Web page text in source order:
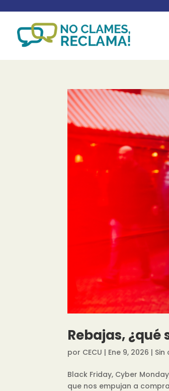
Rebajas, ¿qué
por CECU | Ene 9, 2026 |
Black Friday, Cyber
que nos empujan a